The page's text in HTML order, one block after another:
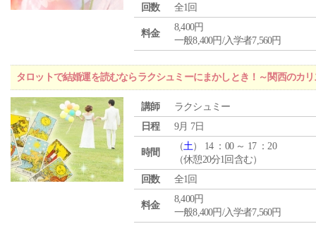
回数
全1回
料金
8,400円
一般8,400円/入学者7,560円
タロットで結婚運を読むならラクシュミーにまかしとき！～関西のカ
講師
ラクシュミー
日程
9月 7日
時間
（土） 14 ：00 ～ 17 ：20
（休憩20分1回含む）
回数
全1回
料金
8,400円
一般8,400円/入学者7,560円